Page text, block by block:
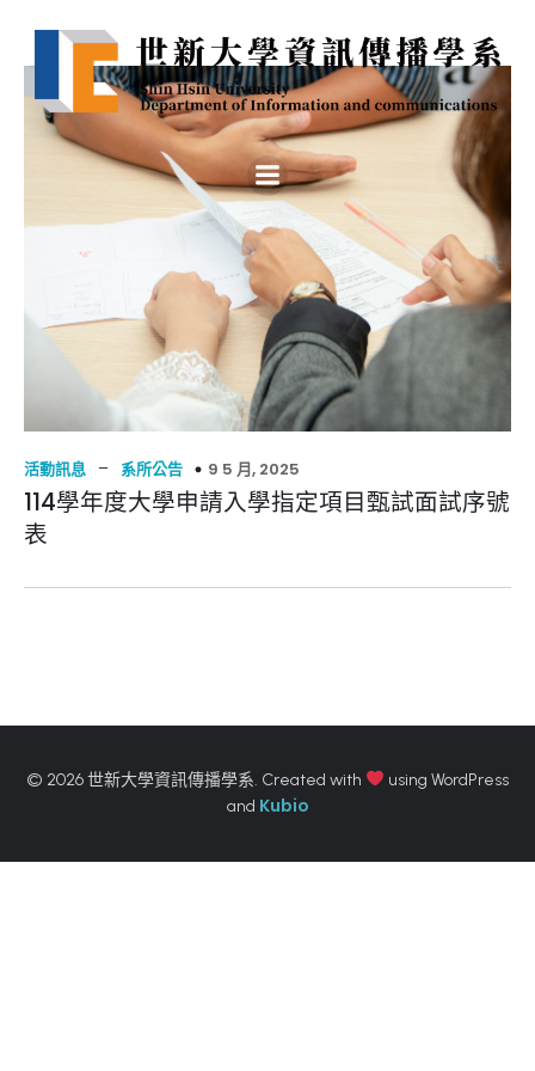
活動訊息 – 系所公告 9 5 月, 2025
114學年度大學申請入學指定項目甄試面試序號
表
© 2026 世新大學資訊傳播學系. Created with
using WordPress
and Kubio